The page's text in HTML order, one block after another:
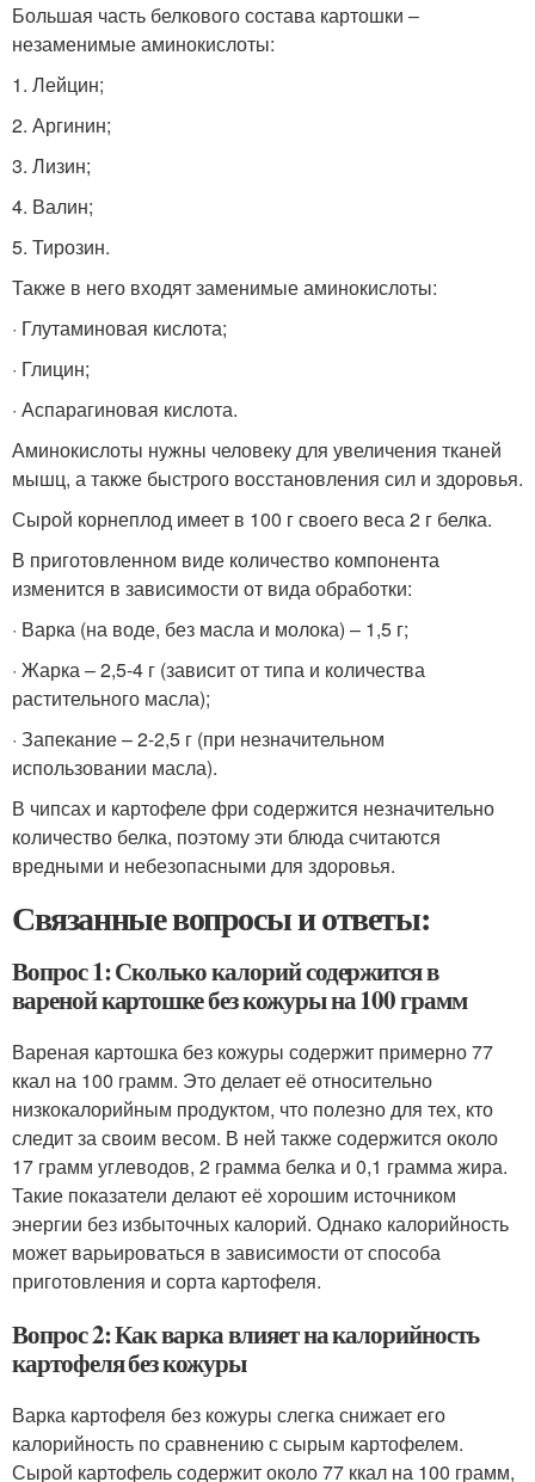
Большая часть белкового состава картошки –
незаменимые аминокислоты:
1. Лейцин;
2. Аргинин;
3. Лизин;
4. Валин;
5. Тирозин.
Также в него входят заменимые аминокислоты:
· Глутаминовая кислота;
· Глицин;
· Аспарагиновая кислота.
Аминокислоты нужны человеку для увеличения тканей
мышц, а также быстрого восстановления сил и здоровья.
Сырой корнеплод имеет в 100 г своего веса 2 г белка.
В приготовленном виде количество компонента
изменится в зависимости от вида обработки:
· Варка (на воде, без масла и молока) – 1,5 г;
· Жарка – 2,5-4 г (зависит от типа и количества
растительного масла);
· Запекание – 2-2,5 г (при незначительном
использовании масла).
В чипсах и картофеле фри содержится незначительно
количество белка, поэтому эти блюда считаются
вредными и небезопасными для здоровья.
Связанные вопросы и ответы:
Вопрос 1: Сколько калорий содержится в
вареной картошке без кожуры на 100 грамм
Вареная картошка без кожуры содержит примерно 77
ккал на 100 грамм. Это делает её относительно
низкокалорийным продуктом, что полезно для тех, кто
следит за своим весом. В ней также содержится около
17 грамм углеводов, 2 грамма белка и 0,1 грамма жира.
Такие показатели делают её хорошим источником
энергии без избыточных калорий. Однако калорийность
может варьироваться в зависимости от способа
приготовления и сорта картофеля.
Вопрос 2: Как варка влияет на калорийность
картофеля без кожуры
Варка картофеля без кожуры слегка снижает его
калорийность по сравнению с сырым картофелем.
Сырой картофель содержит около 77 ккал на 100 грамм,